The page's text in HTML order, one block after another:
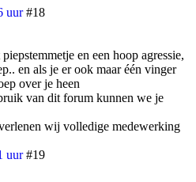
uur #18
en een hoop agressie,
en als je er ook maar één vinger
over je heen
van dit forum kunnen we je
wij volledige medewerking
uur #19